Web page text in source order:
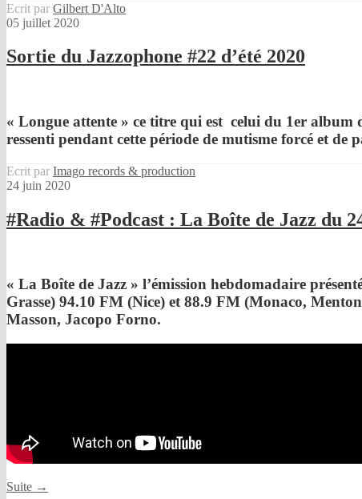
Ecrit par Gilbert D'Alto
05 juillet 2020
Sortie du Jazzophone #22 d’été 2020
« Longue attente » ce titre qui est celui du 1er album
ressenti pendant cette période de mutisme forcé et de
Ecrit par Imago records & production
24 juin 2020
#Radio & #Podcast : La Boîte de Jazz du
« La Boîte de Jazz » l’émission hebdomadaire
Grasse) 94.10 FM (Nice) et 88.9 FM (Monaco,
Masson, Jacopo Forno.
Suite →